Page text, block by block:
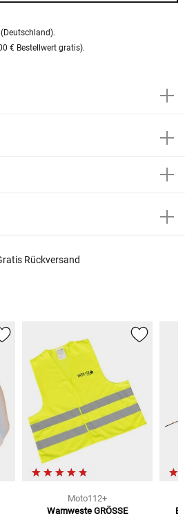
(Deutschland).
€ Bestellwert gratis).
Rückversand
Moto112+
Warnweste GRÖSSE